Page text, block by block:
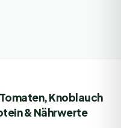
Knoblauch
& Nährwerte